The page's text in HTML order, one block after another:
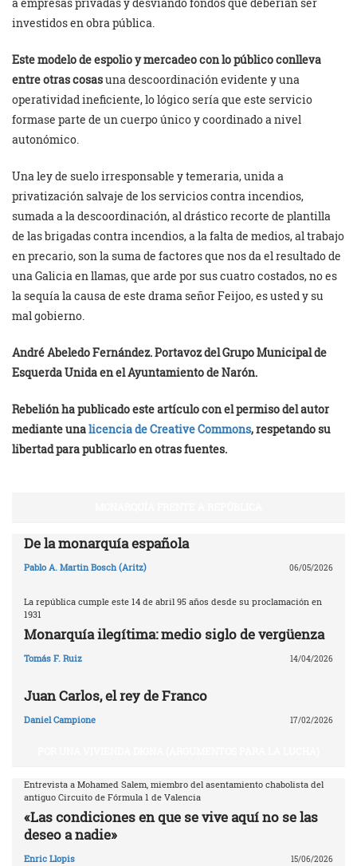
investidos en obra pública.
Este modelo de espolio y mercadeo con lo público conlleva
entre otras cosasuna descoordinación evidente y una
operatividad ineficiente, lo lógico sería que este servicio
formase parte de un cuerpo único y coordinado a nivel
autonómico.
Una ley de suelo irresponsable y temeraria, unida a
privatización salvaje de los servicios contra incendios,
sumada a la descoordinación, al drástico recorte de plantilla
de las brigadas contra incendios, a la falta de medios, al trabajo
en precario, son la suma de factores que nos da el resultado de
una Galicia en llamas, que arde por sus cuatro costados, no es
la sequía la causa de este drama señor Feijoo, es usted y su
mal gobierno.
André Abeledo Fernández. Portavoz del Grupo Municipal de
Esquerda Unida en el Ayuntamiento de Narón.
Rebelión ha publicado este artículo con el permiso del autor
mediante unalicencia de Creative Commons, respetando su
libertad para publicarlo en otras fuentes.
De la monarquía española
Pablo A. Martin Bosch (Aritz) 06/05/2026
La república cumple este 14 de abril 95 años desde su proclamación en
1931
Monarquía ilegítima: medio siglo de vergüenza
Tomás F. Ruiz 14/04/2026
Juan Carlos, el rey de Franco
Daniel Campione 17/02/2026
Entrevista a Mohamed Salem, miembro del asentamiento chabolista del
antiguo Circuito de Fórmula 1 de Valencia
«Las condiciones en que se vive aquí no se las
deseo a nadie»
Enric Llopis 15/06/2026